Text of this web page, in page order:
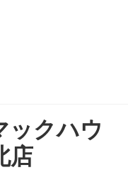
ックハウ
店